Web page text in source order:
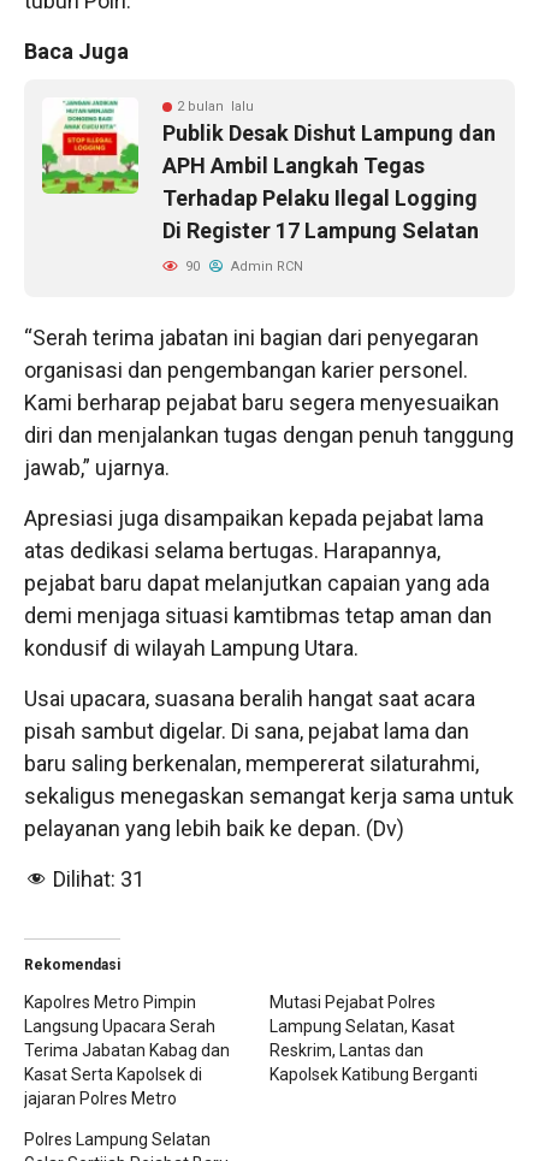
Baca Juga
2 bulan lalu
Publik Desak Dishut Lampung dan
APH Ambil Langkah Tegas
Terhadap Pelaku Ilegal Logging
Di Register 17 Lampung Selatan
90 Admin RCN
“Serah terima jabatan ini bagian dari penyegaran
organisasi dan pengembangan karier personel.
Kami berharap pejabat baru segera menyesuaikan
diri dan menjalankan tugas dengan penuh tanggung
jawab,” ujarnya.
Apresiasi juga disampaikan kepada pejabat lama
atas dedikasi selama bertugas. Harapannya,
pejabat baru dapat melanjutkan capaian yang ada
demi menjaga situasi kamtibmas tetap aman dan
kondusif di wilayah Lampung Utara.
Usai upacara, suasana beralih hangat saat acara
pisah sambut digelar. Di sana, pejabat lama dan
baru saling berkenalan, mempererat silaturahmi,
sekaligus menegaskan semangat kerja sama untuk
pelayanan yang lebih baik ke depan. (Dv)
Dilihat: 31
Rekomendasi
Kapolres Metro Pimpin
Langsung Upacara Serah
Terima Jabatan Kabag dan
Kasat Serta Kapolsek di
jajaran Polres Metro
Mutasi Pejabat Polres
Lampung Selatan, Kasat
Reskrim, Lantas dan
Kapolsek Katibung Berganti
Polres Lampung Selatan